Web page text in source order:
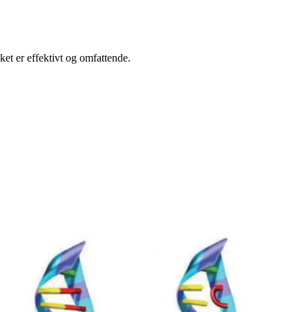
er effektivt og omfattende.